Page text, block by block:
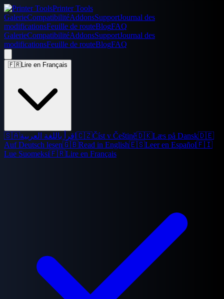
Printer Tools
GalerieCompatibilitéAddonsSupportJournal des
modificationsFeuille de routeBlogFAQ
GalerieCompatibilitéAddonsSupportJournal des
modificationsFeuille de routeBlogFAQ
🇫🇷Lire en Français
🇸🇦اقرأ باللغة العربية 🇨🇿Číst v Češtině🇩🇰Læs på Dansk🇩🇪
Auf Deutsch lesen🇬🇧Read in English🇪🇸Leer en Español🇫🇮
Lue Suomeksi🇫🇷Lire en Français